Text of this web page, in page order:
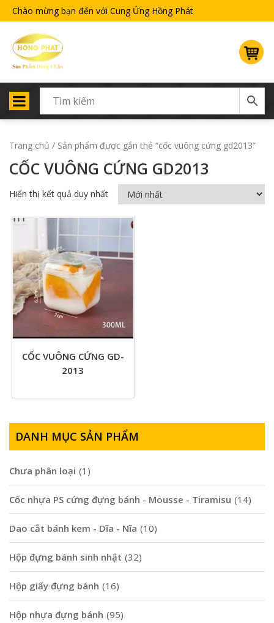
Chào mừng bạn đến với Cung Ứng Hồng Phát
Trang chủ / Sản phẩm được gắn thẻ “cốc vuông cứng gd2013”
CỐC VUÔNG CỨNG GD2013
Hiển thị kết quả duy nhất
CỐC VUÔNG CỨNG GD-
2013
DANH MỤC SẢN PHẨM
Chưa phân loại (1)
Cốc nhựa PS cứng đựng bánh - Mousse - Tiramisu (14)
Dao cắt bánh kem - Dĩa - Nĩa (10)
Hộp đựng bánh sinh nhật (32)
Hộp giấy đựng bánh (16)
Hộp nhựa đựng bánh (95)